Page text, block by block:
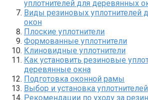
уплотнителей для деревянных
Виды резиновых уплотнителей
окон
Плоские уплотнители
Формованные уплотнители
Клиновидные уплотнители
Как установить резиновые
деревянные окна
Подготовка оконной рамы
Выбор и установка уплотнителей
Рекомендации по уходу за